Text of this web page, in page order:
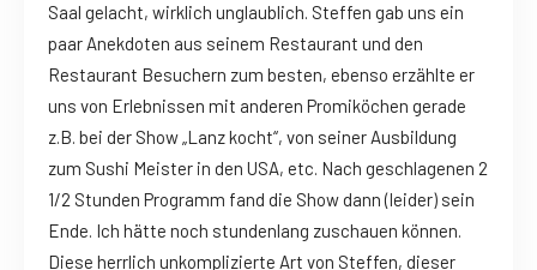
Saal gelacht, wirklich unglaublich. Steffen gab uns ein
paar Anekdoten aus seinem Restaurant und den
Restaurant Besuchern zum besten, ebenso erzählte er
uns von Erlebnissen mit anderen Promiköchen gerade
z.B. bei der Show „Lanz kocht“, von seiner Ausbildung
zum Sushi Meister in den USA, etc. Nach geschlagenen 2
1/2 Stunden Programm fand die Show dann (leider) sein
Ende. Ich hätte noch stundenlang zuschauen können.
Diese herrlich unkomplizierte Art von Steffen, dieser